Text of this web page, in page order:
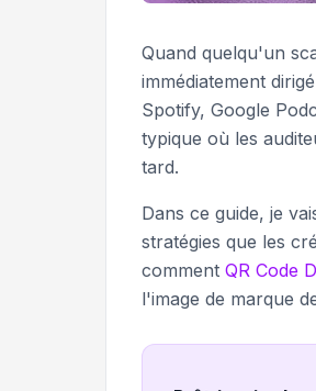
Quand quelqu'un
immédiatement
Spotify, Google
typique où les
tard.
Dans ce guide, je
stratégies que les
comment QR Code
l'image de marque